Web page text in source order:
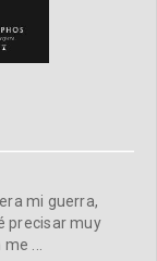
mi guerra,
precisar muy
...